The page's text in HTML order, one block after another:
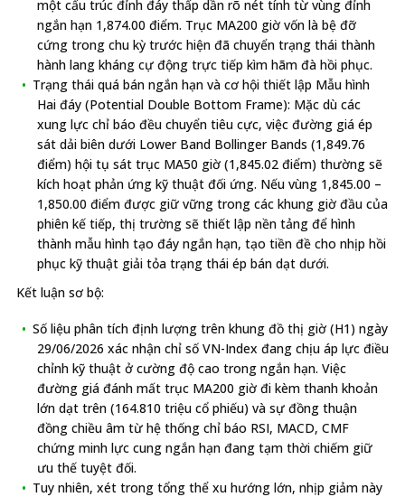
một cấu trúc đỉnh đáy thấp dần rõ nét tính từ vùng đỉnh
ngắn hạn 1,874.00 điểm. Trục MA200 giờ vốn là bệ đỡ
cứng trong chu kỳ trước hiện đã chuyển trạng thái thành
hành lang kháng cự động trực tiếp kìm hãm đà hồi phục.
Trạng thái quá bán ngắn hạn và cơ hội thiết lập Mẫu hình
Hai đáy (Potential Double Bottom Frame): Mặc dù các
xung lực chỉ báo đều chuyển tiêu cực, việc đường giá ép
sát dải biên dưới Lower Band Bollinger Bands (1,849.76
điểm) hội tụ sát trục MA50 giờ (1,845.02 điểm) thường sẽ
kích hoạt phản ứng kỹ thuật đối ứng. Nếu vùng 1,845.00 –
1,850.00 điểm được giữ vững trong các khung giờ đầu của
phiên kế tiếp, thị trường sẽ thiết lập nền tảng để hình
thành mẫu hình tạo đáy ngắn hạn, tạo tiền đề cho nhịp hồi
phục kỹ thuật giải tỏa trạng thái ép bán dạt dưới.
Kết luận sơ bộ:
Số liệu phân tích định lượng trên khung đồ thị giờ (H1) ngày
29/06/2026 xác nhận chỉ số VN-Index đang chịu áp lực điều
chỉnh kỹ thuật ở cường độ cao trong ngắn hạn. Việc
đường giá đánh mất trục MA200 giờ đi kèm thanh khoản
lớn dạt trên (164.810 triệu cổ phiếu) và sự đồng thuận
đồng chiều âm từ hệ thống chỉ báo RSI, MACD, CMF
chứng minh lực cung ngắn hạn đang tạm thời chiếm giữ
ưu thế tuyệt đối.
Tuy nhiên, xét trong tổng thể xu hướng lớn, nhịp giảm này